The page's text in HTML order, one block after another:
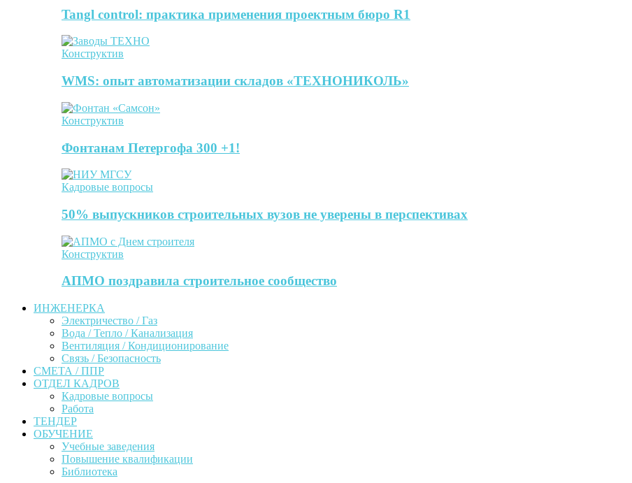
Tangl control: практика применения проектным бюро R1
Конструктив
WMS: опыт автоматизации складов «ТЕХНОНИКОЛЬ»
Конструктив
Фонтанам Петергофа 300 +1!
Кадровые вопросы
50% выпускников строительных вузов не уверены в перспективах
Конструктив
АПМО поздравила строительное сообщество
ИНЖЕНЕРКА
Электричество / Газ
Вода / Тепло / Канализация
Вентиляция / Кондиционирование
Связь / Безопасность
СМЕТА / ППР
ОТДЕЛ КАДРОВ
Кадровые вопросы
Работа
ТЕНДЕР
ОБУЧЕНИЕ
Учебные заведения
Повышение квалификации
Библиотека